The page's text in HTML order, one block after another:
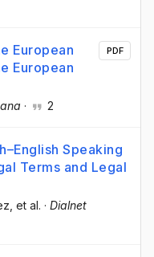
European
European
· 2
PDF
Speaking
Terms and Legal
, et al. · Dialnet